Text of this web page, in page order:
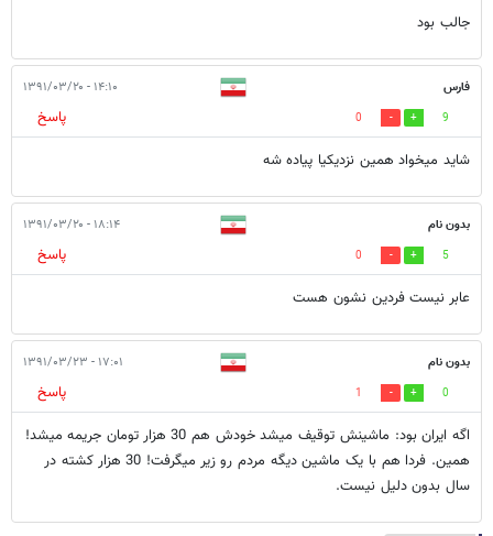
جالب بود
فارس ۱۴:۱۰ - ۱۳۹۱/۰۳/۲۰
9
0
پاسخ
شاید میخواد همین نزدیکیا پیاده شه
بدون نام ۱۸:۱۴ - ۱۳۹۱/۰۳/۲۰
5
0
پاسخ
عابر نیست فردین نشون هست
بدون نام ۱۷:۰۱ - ۱۳۹۱/۰۳/۲۳
0
1
پاسخ
اگه ایران بود: ماشینش توقیف میشد خودش هم 30 هزار تومان جریمه میشد!
همین. فردا هم با یک ماشین دیگه مردم رو زیر میگرفت! 30 هزار کشته در
سال بدون دلیل نیست.